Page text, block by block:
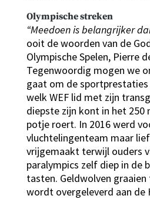
Olympische streken
“Meedoen is belangrijker
ooit de woorden van de
Olympische Spelen, Pierre
Tegenwoordig mogen we
gaat om de
welk WEF lid met zijn
diepste zijn kont in het 250
potje roert. In 2016 werd
vluchtelingenteam maar
vrijgemaakt terwijl ouders
paralympics zelf diep in de
tasten. Geldwolven
wordt overgeleverd aan de